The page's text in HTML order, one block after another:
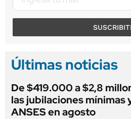
Últimas noticias
De $419.000 a $2,8
las jubilaciones mínimas
ANSES en agosto